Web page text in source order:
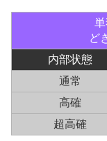
ど
内部状態
通常
高確
超高確